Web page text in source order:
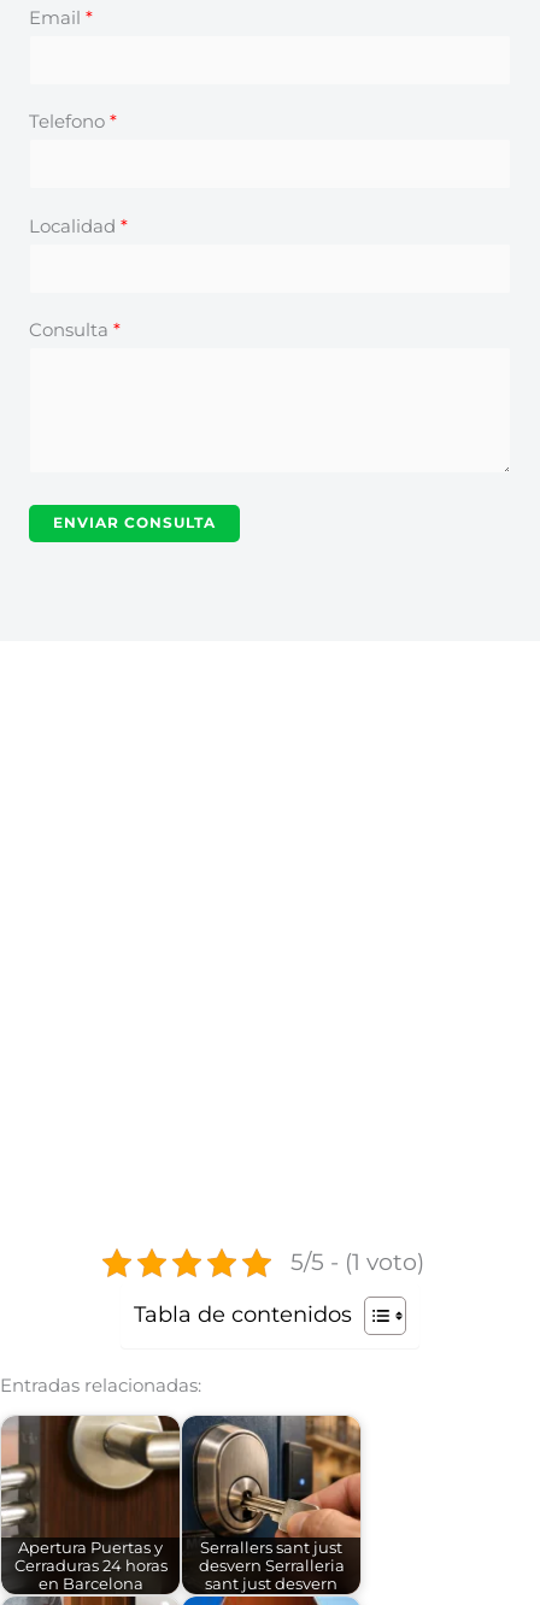
Email *
Telefono *
Localidad *
Consulta *
5/5 - (1 voto)
Tabla de contenidos
Entradas relacionadas:
Apertura Puertas y
Cerraduras 24 horas
en Barcelona
Serrallers sant just
desvern Serralleria
sant just desvern